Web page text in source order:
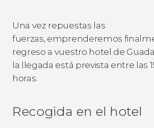
Una vez repuestas las
fuerzas, emprenderemos
regreso a vuestro hotel de
la llegada está prevista entre las
horas.
Recogida en el hotel